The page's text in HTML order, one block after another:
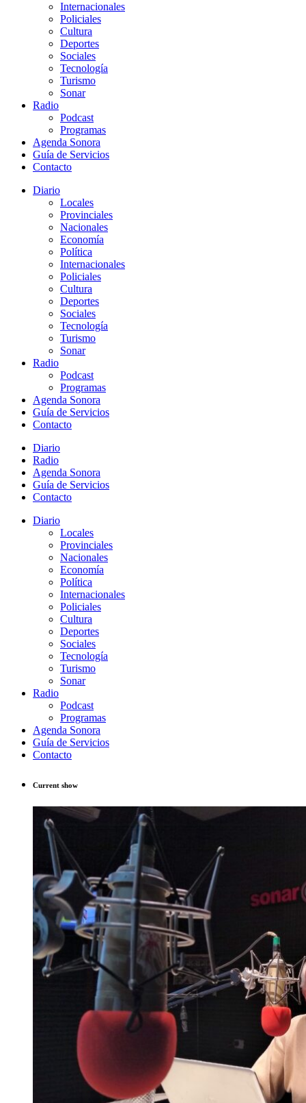
Internacionales
Policiales
Cultura
Deportes
Sociales
Tecnología
Turismo
Sonar
Radio
Podcast
Programas
Agenda Sonora
Guía de Servicios
Contacto
Diario
Locales
Provinciales
Nacionales
Economía
Política
Internacionales
Policiales
Cultura
Deportes
Sociales
Tecnología
Turismo
Sonar
Radio
Podcast
Programas
Agenda Sonora
Guía de Servicios
Contacto
Diario
Radio
Agenda Sonora
Guía de Servicios
Contacto
Diario
Locales
Provinciales
Nacionales
Economía
Política
Internacionales
Policiales
Cultura
Deportes
Sociales
Tecnología
Turismo
Sonar
Radio
Podcast
Programas
Agenda Sonora
Guía de Servicios
Contacto
Current show